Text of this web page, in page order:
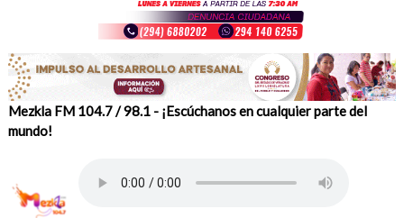
Mezkla FM 104.7 / 98.1 - ¡Escúchanos en cualquier parte del
mundo!